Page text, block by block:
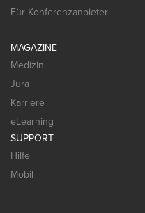
Für Konferenzanbieter
MAGAZINE
Medizin
Jura
Karriere
eLearning
SUPPORT
Hilfe
Mobil